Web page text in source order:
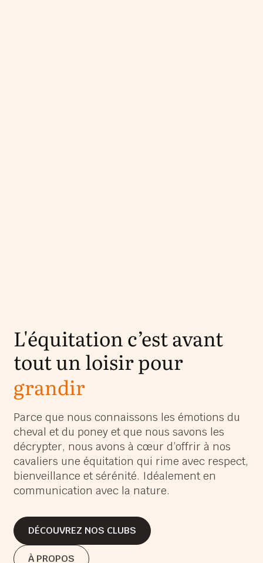
L'équitation c’est avant
tout un loisir pour
grandir
s’épanouir
s’amuser
grandir
Parce que nous connaissons les émotions du
cheval et du poney et que nous savons les
décrypter, nous avons à cœur d’offrir à nos
cavaliers une équitation qui rime avec respect,
bienveillance et sérénité. Idéalement en
communication avec la nature.
DÉCOUVREZ NOS CLUBS
DÉCOUVREZ NOS CLUBS
À PROPOS